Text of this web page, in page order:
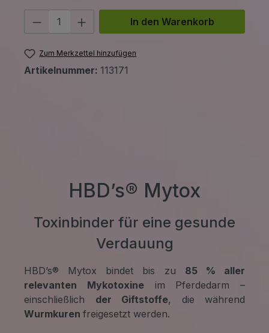
Produkt Anzahl: Gib den
In den Warenkorb
Zum Merkzettel hinzufügen
Artikelnummer: 113171
HBD’s® Mytox
Toxinbinder für eine gesunde
Verdauung
HBD’s® Mytox bindet bis zu 85 % aller
relevanten Mykotoxineim Pferdedarm –
einschließlich der Giftstoffe, die während
Wurmkuren freigesetzt werden.